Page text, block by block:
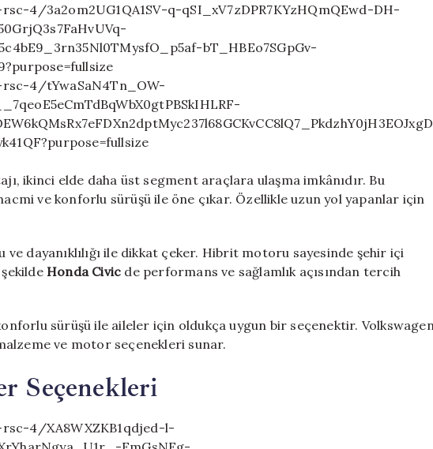
ikinci elde daha üst segment araçlara ulaşma imkânıdır. Bu
ve konforlu sürüşü ile öne çıkar. Özellikle uzun yol yapanlar için
ve dayanıklılığı ile dikkat çeker. Hibrit motoru sayesinde şehir içi
Honda Civic de performans ve sağlamlık açısından tercih
sürüşü ile aileler için oldukça uygun bir seçenektir.
ve motor seçenekleri sunar.
Seçenekleri